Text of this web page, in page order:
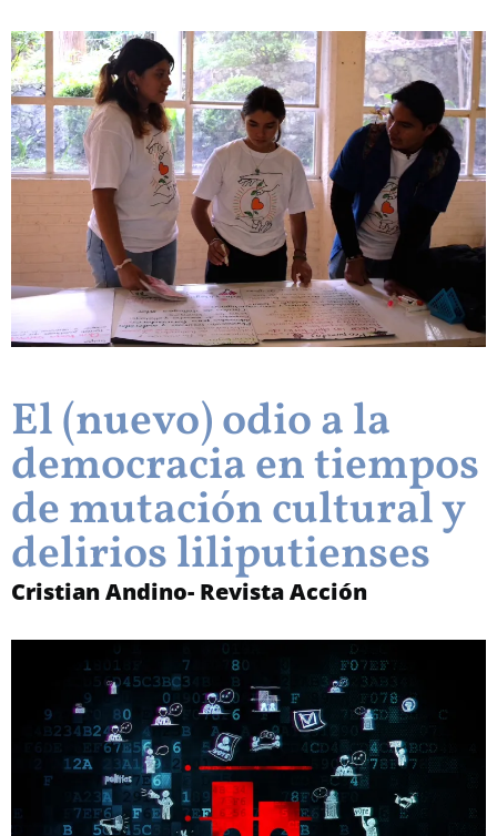
El (nuevo) odio a la
democracia en tiempos
de mutación cultural y
delirios liliputienses
Cristian Andino- Revista Acción